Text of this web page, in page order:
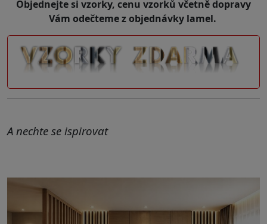
Objednejte si vzorky, cenu vzorků včetně dopravy
Vám odečteme z objednávky lamel.
A nechte se ispirovat